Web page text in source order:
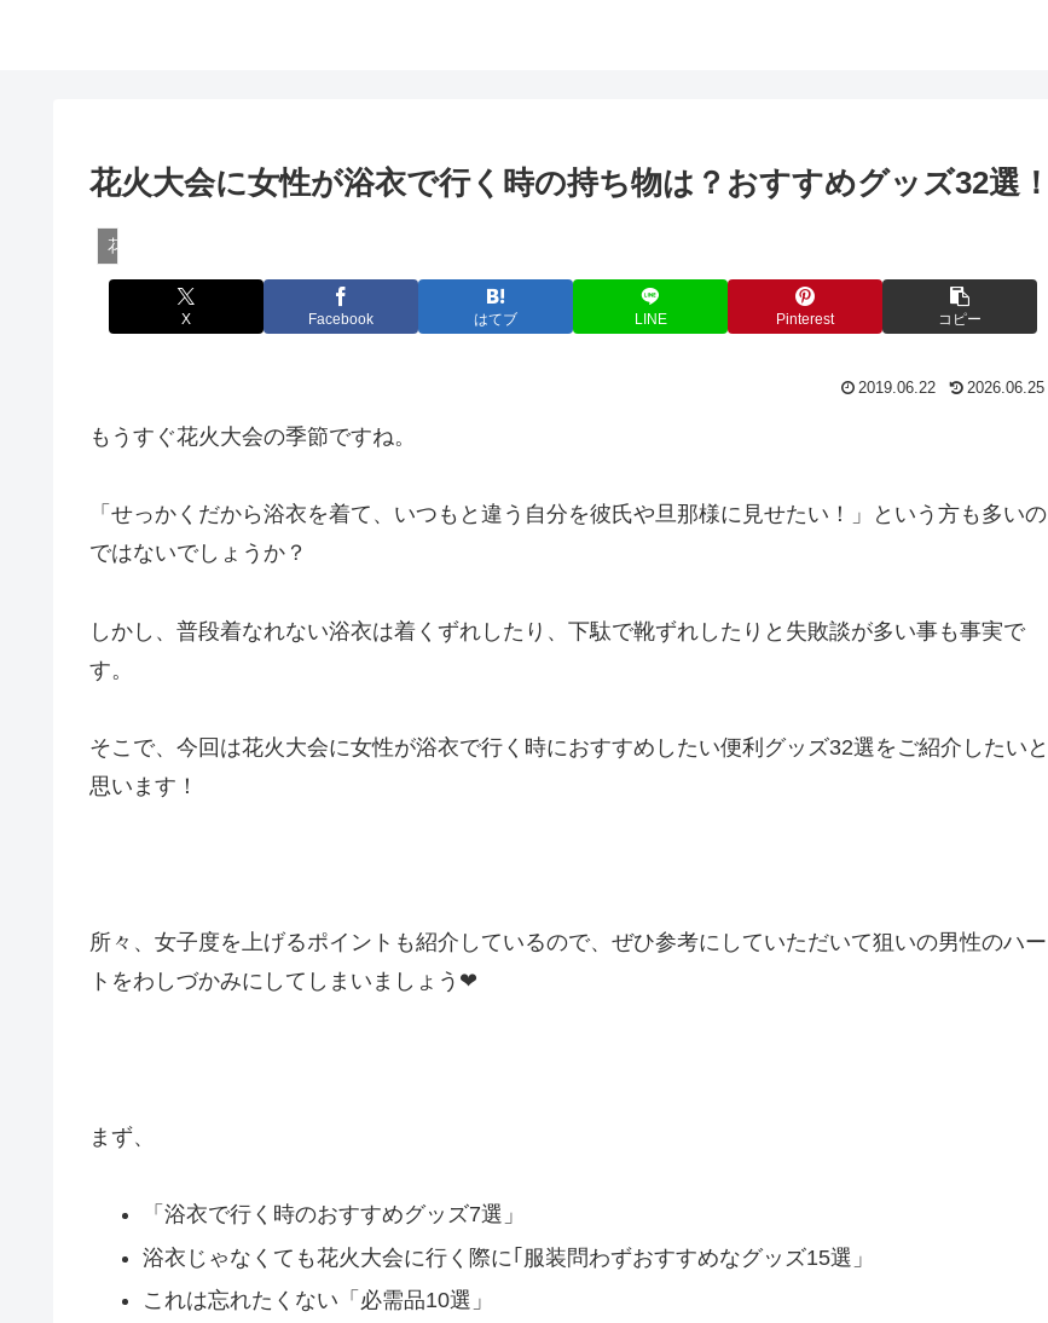
花火大会に女性が浴衣で行く時の持ち物は？おすすめグッズ32選！
花火・花火大会
X Facebook はてブ LINE Pinterest コピー
2019.06.22 2026.06.25
もうすぐ花火大会の季節ですね。
「せっかくだから浴衣を着て、いつもと違う自分を彼氏や旦那様に見せたい！」という方も多いの
ではないでしょうか？
しかし、普段着なれない浴衣は着くずれしたり、下駄で靴ずれしたりと失敗談が多い事も事実で
す。
そこで、今回は花火大会に女性が浴衣で行く時におすすめしたい便利グッズ32選をご紹介したいと
思います！
所々、女子度を上げるポイントも紹介しているので、ぜひ参考にしていただいて狙いの男性のハー
トをわしづかみにしてしまいましょう❤
まず、
「浴衣で行く時のおすすめグッズ7選」
浴衣じゃなくても花火大会に行く際に｢服装問わずおすすめなグッズ15選」
これは忘れたくない「必需品10選」